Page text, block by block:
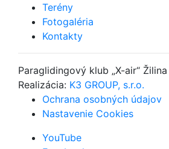
Terény
Fotogaléria
Kontakty
Paraglidingový klub „X-air“ Žilina
Realizácia: K3 GROUP, s.r.o.
Ochrana osobných údajov
Nastavenie Cookies
YouTube